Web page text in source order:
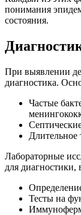
понимания
состояния.
При выявлении
диагностика.
Частые
Лабораторные
для диагностики,
Тесты на